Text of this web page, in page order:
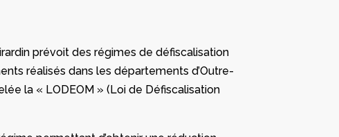
prévoit des régimes de défiscalisation
réalisés dans les départements d’Outre-
la « LODEOM » (Loi de Défiscalisation